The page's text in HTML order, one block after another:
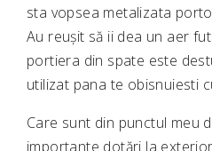
sta vopsea metalizata
Au reușit să ii dea un aer
portiera din spate este
utilizat pana te obisnuiesti
Care sunt din punctul meu
importante dotări la